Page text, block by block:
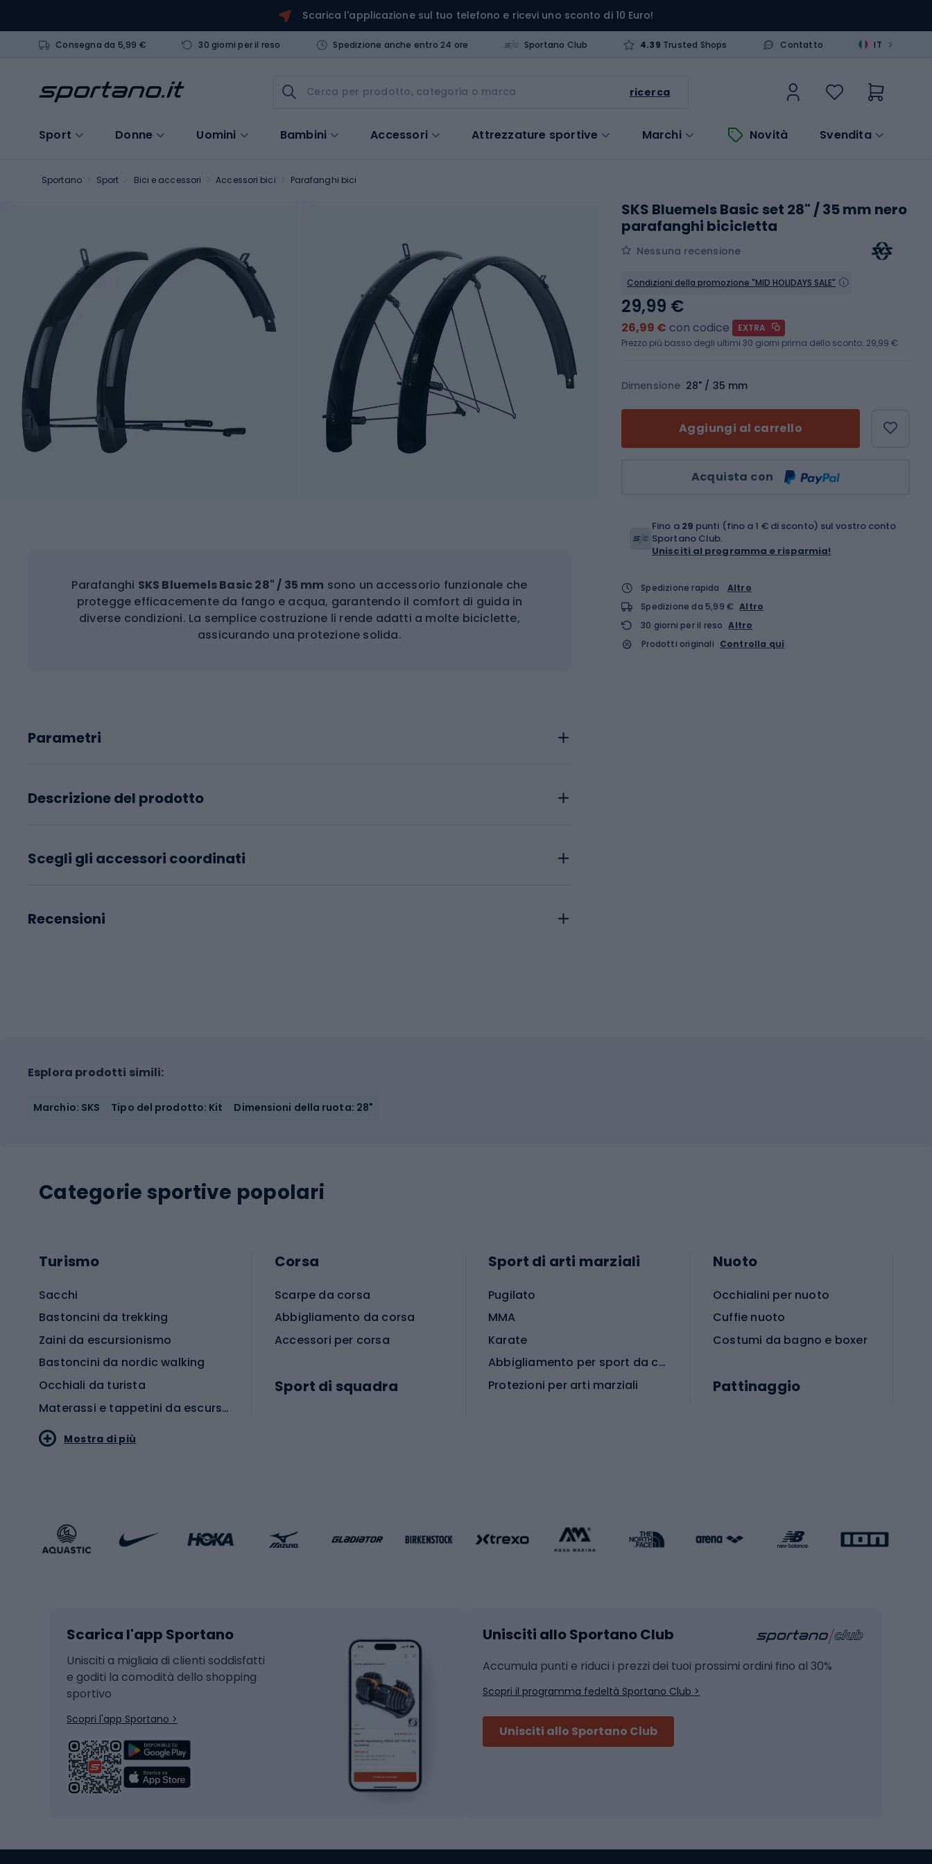
Scarica l'applicazione sul tuo telefono e ricevi uno sconto di 10 Euro!
Consegna da 5,99 € 30 giorni per il reso Spedizione anche entro 24 ore Sportano Club 4.39 Trusted Shops Contatto IT >
ricerca
Sport Donne Uomini Bambini Accessori Attrezzature sportive Marchi Novità Svendita
Sportano Sport Bici e accessori Accessori bici Parafanghi bici
Parafanghi SKS Bluemels Basic 28" / 35 mm sono un accessorio funzionale che
protegge efficacemente da fango e acqua, garantendo il comfort di guida in
diverse condizioni. La semplice costruzione li rende adatti a molte biciclette,
assicurando una protezione solida.
Parametri
Descrizione del prodotto
Scegli gli accessori coordinati
Recensioni
SKS Bluemels Basic set 28" / 35 mm nero
parafanghi bicicletta
Nessuna recensione
Condizioni della promozione "MID HOLIDAYS SALE"
Dimensione 28" / 35 mm
Aggiungi al carrello
Acquista con
29,99 €
26,99 € con codice
EXTRA
Prezzo più basso degli ultimi 30 giorni prima dello sconto: 29,99 €
Fino a 29 punti (fino a 1 € di sconto) sul vostro conto
Sportano Club.
Unisciti al programma e risparmia!
Spedizione rapida
Altro
Spedizione da 5,99 € Altro
30 giorni per il reso Altro
Prodotti originali Controlla qui
Esplora prodotti simili:
Marchio: SKS Tipo del prodotto: Kit Dimensioni della ruota: 28"
Categorie sportive popolari
Turismo
Sacchi
Bastoncini da trekking
Zaini da escursionismo
Bastoncini da nordic walking
Occhiali da turista
Materassi e tappetini da escursionismo
Accessori Sportstyle
Sci di fondo
Hockey
Snowboard
Skitouring
Pattini da ghiaccio
Biciclette
Biciclette da strada
Corsa
Scarpe da corsa
Abbigliamento da corsa
Accessori per corsa
Sport di squadra
Abbigliamento da basket
Sci da sci alpinismo
Scarponi da sci alpinismo
Bastoncini da sci alpinismo
Sci
Sport di arti marziali
Pugilato
MMA
Karate
Abbigliamento per sport da combattimento
Protezioni per arti marziali
Yoga
Abbigliamento fitness
Sport con le racchette
Badminton
Ping pong
Tennis
Nuoto
Occhialini per nuoto
Cuffie nuoto
Costumi da bagno e boxer
Pattinaggio
Caschi da pattinaggio
Pesca al siluro
Pesca a spinning
Sedili per cicli
Mostra di più
Scarica l'app Sportano
Unisciti a migliaia di clienti soddisfatti
e goditi la comodità dello shopping
sportivo
Scopri l'app Sportano >
Unisciti allo Sportano Club
Accumula punti e riduci i prezzi dei tuoi prossimi ordini fino al 30%
Scopri il programma fedeltà Sportano Club >
Unisciti allo Sportano Club